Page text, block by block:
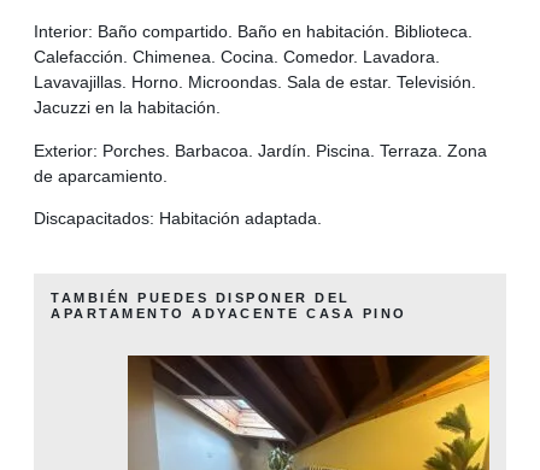
Interior: Baño compartido. Baño en habitación. Biblioteca.
Calefacción. Chimenea. Cocina. Comedor. Lavadora.
Lavavajillas. Horno. Microondas. Sala de estar. Televisión.
Jacuzzi en la habitación.
Exterior: Porches. Barbacoa. Jardín. Piscina. Terraza. Zona
de aparcamiento.
Discapacitados: Habitación adaptada.
TAMBIÉN PUEDES DISPONER DEL
APARTAMENTO ADYACENTE CASA PINO